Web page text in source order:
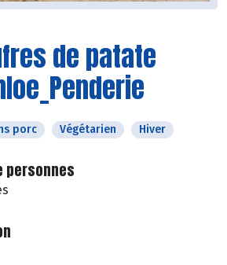
de patate
porc Végétarien Hiver
personnes